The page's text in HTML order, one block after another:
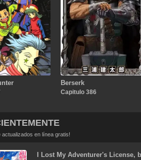
Berserk
Capitulo 386
en línea gratis!
I Lost My Adventurer's License,